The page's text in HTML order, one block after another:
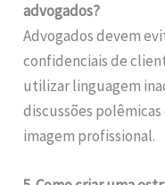
advogados?
Advogados devem
confidenciais de
utilizar linguagem
discussões
imagem profissional.